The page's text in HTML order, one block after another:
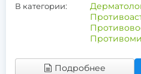
В категории:
Подробнее